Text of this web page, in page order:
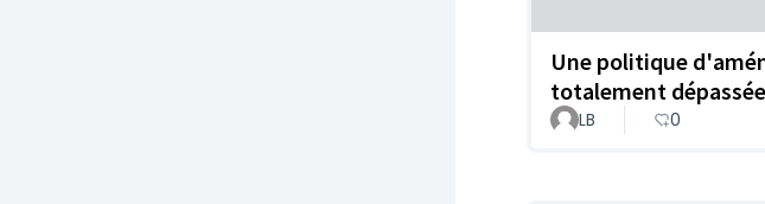
Une politique
totalement dépassée
LB 0